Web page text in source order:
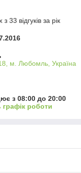
33 відгуків за рік
м. Любомль, Україна
з 08:00 до 20:00
графік роботи